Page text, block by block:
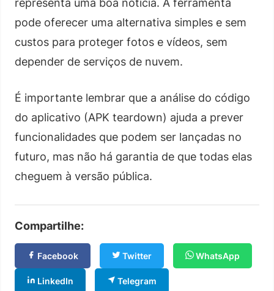
representa uma boa notícia. A ferramenta
pode oferecer uma alternativa simples e sem
custos para proteger fotos e vídeos, sem
depender de serviços de nuvem.
É importante lembrar que a análise do código
do aplicativo (APK teardown) ajuda a prever
funcionalidades que podem ser lançadas no
futuro, mas não há garantia de que todas elas
cheguem à versão pública.
Compartilhe:
Facebook Twitter WhatsApp
LinkedIn Telegram